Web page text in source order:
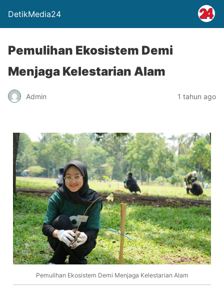
DetikMedia24
Pemulihan Ekosistem Demi
Menjaga Kelestarian Alam
Admin 1 tahun ago
Pemulihan Ekosistem Demi Menjaga Kelestarian Alam